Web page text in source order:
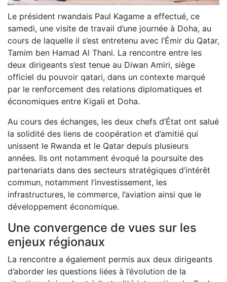
Le président rwandais Paul Kagame a effectué, ce
samedi, une visite de travail d’une journée à Doha, au
cours de laquelle il s’est entretenu avec l’Émir du Qatar,
Tamim ben Hamad Al Thani. La rencontre entre les
deux dirigeants s’est tenue au Diwan Amiri, siège
officiel du pouvoir qatari, dans un contexte marqué
par le renforcement des relations diplomatiques et
économiques entre Kigali et Doha.
Au cours des échanges, les deux chefs d’État ont salué
la solidité des liens de coopération et d’amitié qui
unissent le Rwanda et le Qatar depuis plusieurs
années. Ils ont notamment évoqué la poursuite des
partenariats dans des secteurs stratégiques d’intérêt
commun, notamment l’investissement, les
infrastructures, le commerce, l’aviation ainsi que le
développement économique.
Une convergence de vues sur les
enjeux régionaux
La rencontre a également permis aux deux dirigeants
d’aborder les questions liées à l’évolution de la